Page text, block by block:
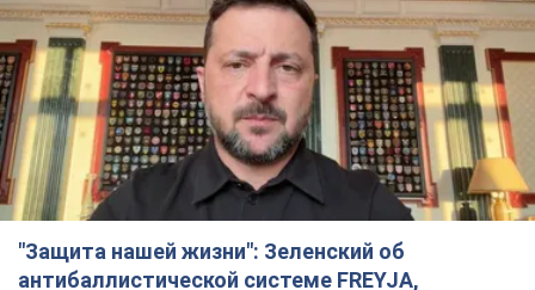
"Защита нашей жизни": Зеленский об
антибаллистической системе FREYJA,
санкциях против России и поддержке аграриев.
Видео
Европейские партнеры присоединяются к совместному
проекту
12 часов назад 88,7 т.
С 1 сентября украинским учителям повысят
зарплаты: Корецкий раскрыл подробности